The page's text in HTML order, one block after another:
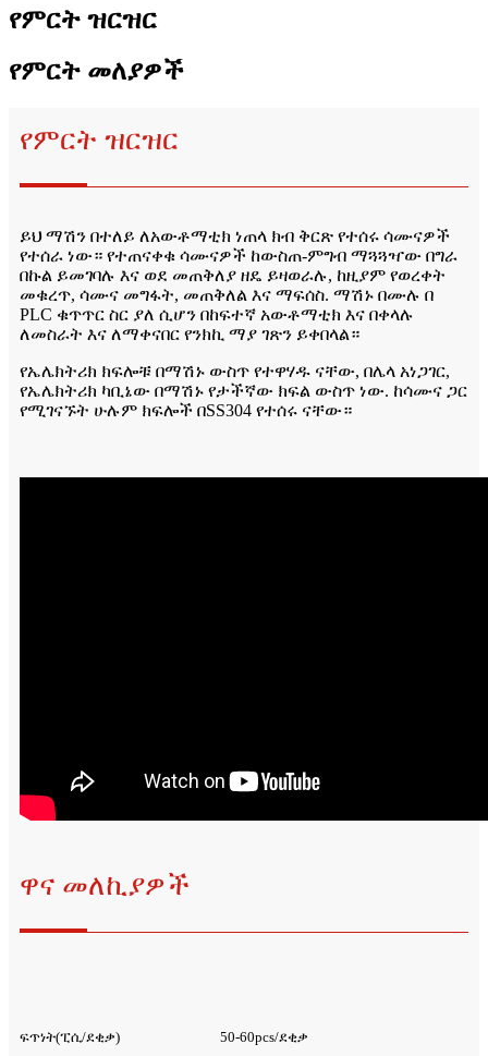
የምርት ዝርዝር
የምርት መለያዎች
የምርት ዝርዝር
ይህ ማሽን በተለይ ለአውቶማቲክ ነጠላ ክብ ቅርጽ የተሰሩ ሳሙናዎች
የተሰራ ነው። የተጠናቀቁ ሳሙናዎች ከውስጠ-ምግብ ማጓጓዣው በግራ
በኩል ይመገባሉ እና ወደ መጠቅለያ ዘዴ ይዛወራሉ, ከዚያም የወረቀት
መቁረጥ, ሳሙና መግፋት, መጠቅለል እና ማፍሰስ. ማሽኑ በሙሉ በ
PLC ቁጥጥር ስር ያለ ሲሆን በከፍተኛ አውቶማቲክ እና በቀላሉ
ለመስራት እና ለማቀናበር የንክኪ ማያ ገጽን ይቀበላል።
የኤሌክትሪክ ክፍሎቹ በማሽኑ ውስጥ የተዋሃዱ ናቸው, በሌላ አነጋገር,
የኤሌክትሪክ ካቢኔው በማሽኑ የታችኛው ክፍል ውስጥ ነው. ከሳሙና ጋር
የሚገናኙት ሁሉም ክፍሎች በSS304 የተሰሩ ናቸው።
ዋና መለኪያዎች
ፍጥነት(ፒሲ/ደቂቃ) 50-60pcs/ደቂቃ